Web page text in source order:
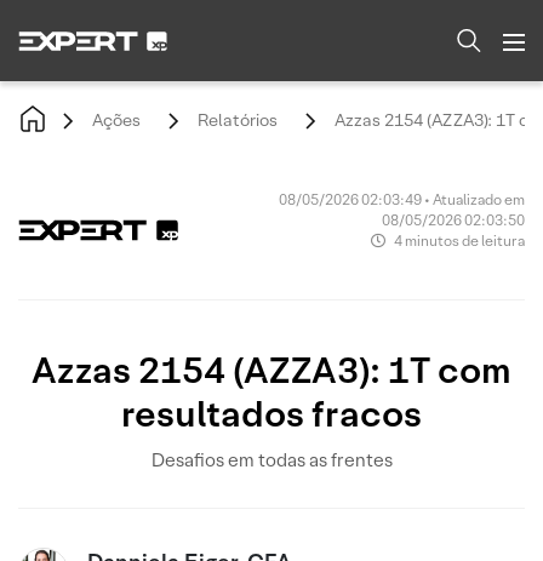
Ações Relatórios Azzas 2154 (AZZA3): 1T
08/05/2026 02:03:49 • Atualizado em
08/05/2026 02:03:50
4 minutos de leitura
Azzas 2154 (AZZA3): 1T com
resultados fracos
Desafios em todas as frentes